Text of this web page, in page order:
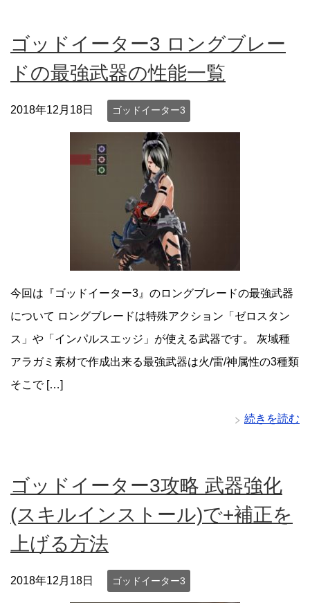
ゴッドイーター3 ロングブレー
ドの最強武器の性能一覧
2018年12月18日 ゴッドイーター3
今回は『ゴッドイーター3』のロングブレードの最強武器
について ロングブレードは特殊アクション「ゼロスタン
ス」や「インパルスエッジ」が使える武器です。 灰域種
アラガミ素材で作成出来る最強武器は火/雷/神属性の3種類
そこで […]
続きを読む
ゴッドイーター3攻略 武器強化
(スキルインストール)で+補正を
上げる方法
2018年12月18日 ゴッドイーター3